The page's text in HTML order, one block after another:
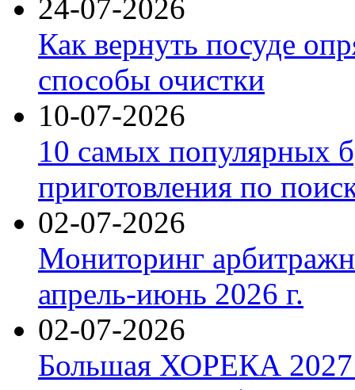
24-07-2026
Как вернуть посуде
способы очистки
10-07-2026
10 самых популярных
приготовления по
02-07-2026
Мониторинг
апрель-июнь 2026 г.
02-07-2026
Большая ХОРЕКА 2027: